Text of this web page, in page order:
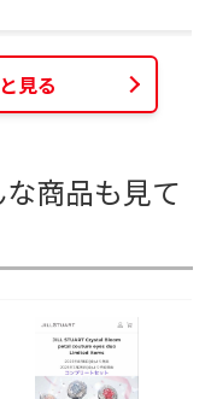
見る
商品も見て